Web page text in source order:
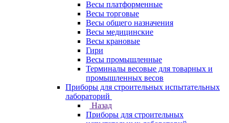
Весы платформенные
Весы торговые
Весы общего назначения
Весы медицинские
Весы крановые
Гири
Весы промышленные
Терминалы весовые для товарных и
промышленных весов
Приборы для строительных испытательных
лабораторий
Назад
Приборы для строительных